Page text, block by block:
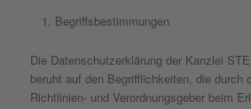
Begriffsbestimmungen
Die Datenschutzerklärung der Kanzlei
beruht auf den Begrifflichkeiten, die durch
Richtlinien- und Verordnungsgeber beim